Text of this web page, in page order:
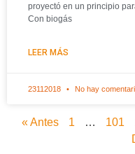
proyectó en un principio
Con biogás
LEER MÁS
23112018 No hay
« Antes 1 … 101